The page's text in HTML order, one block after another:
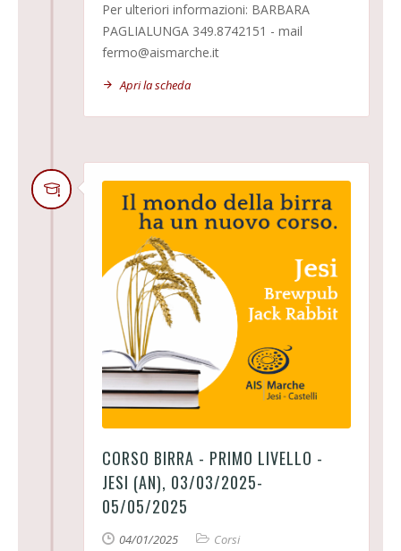
Per ulteriori informazioni: BARBARA
PAGLIALUNGA 349.8742151 - mail
fermo@aismarche.it
Apri la scheda
CORSO BIRRA - PRIMO LIVELLO -
JESI (AN), 03/03/2025-
05/05/2025
04/01/2025 Corsi